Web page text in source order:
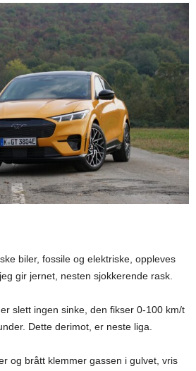
biler, fossile og elektriske, oppleves
gir jernet, nesten sjokkerende rask.
slett ingen sinke, den fikser 0-100 km/t
Dette derimot, er neste liga.
og brått klemmer gassen i gulvet, vris